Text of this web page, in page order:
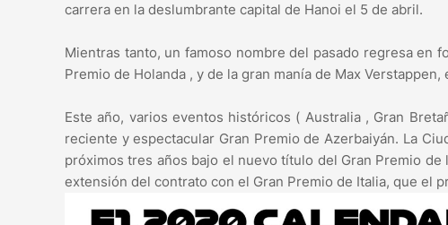
carrera en la deslumbrante capital de Hanoi el 5 de abril.
Mientras tanto, un famoso nombre del pasado regresa en
Premio de Holanda , y de la gran manía de Max Verstappen,
Este año, varios eventos históricos ( Australia , Gran
reciente y espectacular Gran Premio de Azerbaiyán. La
próximos tres años bajo el nuevo título del Gran Premio
extensión del contrato con el Gran Premio de Italia, que el